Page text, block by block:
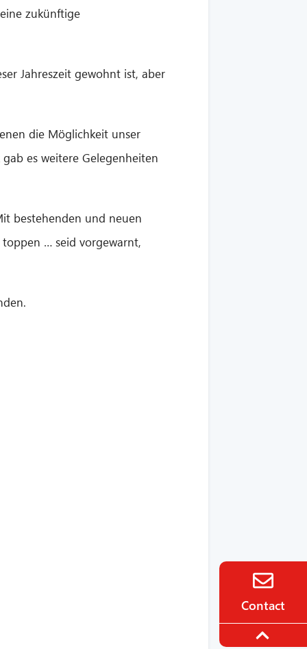
zukünftige
Jahreszeit gewohnt ist, aber
die Möglichkeit unser
es weitere Gelegenheiten
bestehenden und neuen
… seid vorgewarnt,
Contact